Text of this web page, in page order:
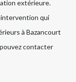
extérieure.
qui
à Bazancourt
contacter